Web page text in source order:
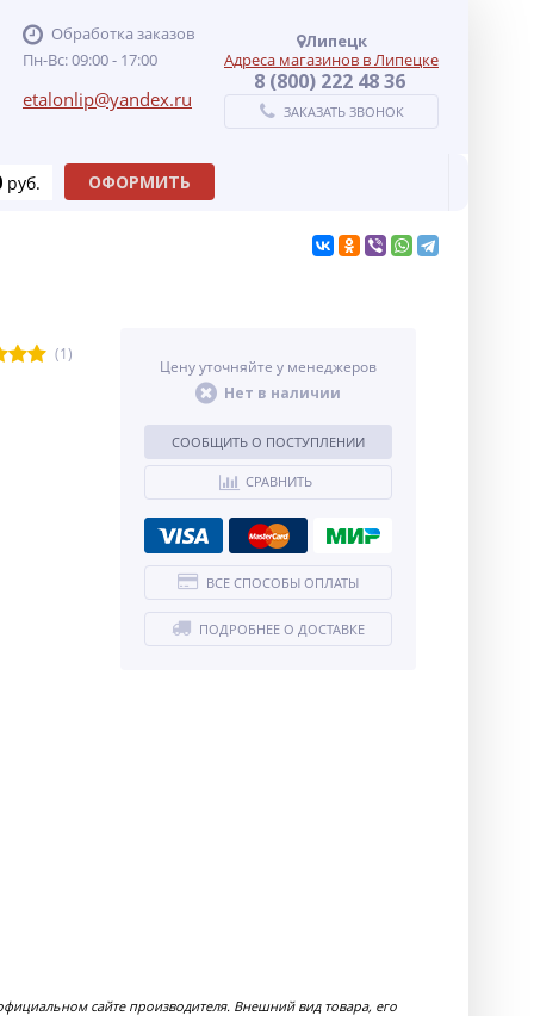
Обработка заказов
Пн-Вс: 09:00 - 17:00
etalonlip@yandex.ru
Липецк
Адреса магазинов в Липецке
8 (800) 222 48 36
ЗАКАЗАТЬ ЗВОНОК
руб. ОФОРМИТЬ
(1)
Цену уточняйте у менеджеров
Нет в наличии
СООБЩИТЬ О ПОСТУПЛЕНИИ
СРАВНИТЬ
ВСЕ СПОСОБЫ ОПЛАТЫ
ПОДРОБНЕЕ О ДОСТАВКЕ
сайте производителя. Внешний вид товара, его